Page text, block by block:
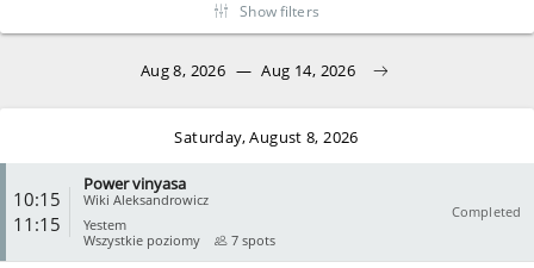
Show filters
Aug 8, 2026 — Aug 14, 2026
Saturday, August 8, 2026
10:15
11:15
Power vinyasa
Wiki Aleksandrowicz
Yestem
Wszystkie poziomy
7 spots
Completed